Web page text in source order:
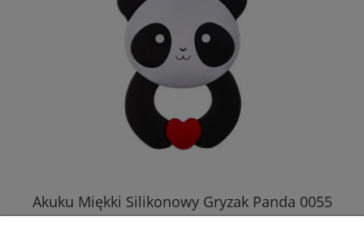
Akuku Miękki Silikonowy Gryzak Panda 0055